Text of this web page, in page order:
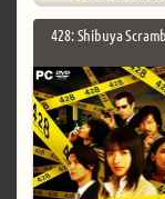
428: Shibuya